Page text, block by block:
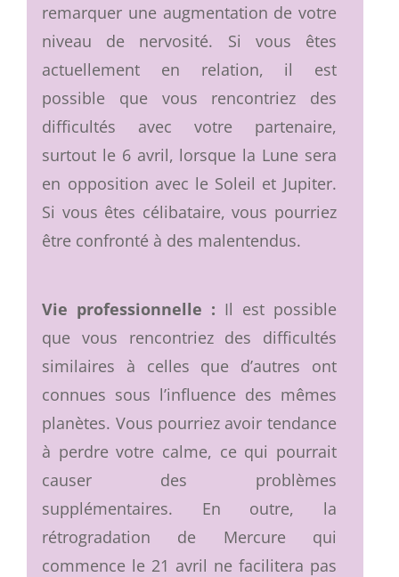
remarquer une augmentation de votre
niveau de nervosité. Si vous êtes
actuellement en relation, il est
possible que vous rencontriez des
difficultés avec votre partenaire,
surtout le 6 avril, lorsque la Lune sera
en opposition avec le Soleil et Jupiter.
Si vous êtes célibataire, vous pourriez
être confronté à des malentendus.
Vie professionnelle : Il est possible
que vous rencontriez des difficultés
similaires à celles que d’autres ont
connues sous l’influence des mêmes
planètes. Vous pourriez avoir tendance
à perdre votre calme, ce qui pourrait
causer des problèmes
supplémentaires. En outre, la
rétrogradation de Mercure qui
commence le 21 avril ne facilitera pas